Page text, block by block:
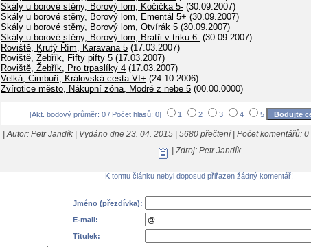
Skály u borové stěny, Borový lom, Kočička 5- (30.09.2007)
Skály u borové stěny, Borový lom, Ementál 5+ (30.09.2007)
Skály u borové stěny, Borový lom, Otvírák 5 (30.09.2007)
Skály u borové stěny, Borový lom, Bratři v triku 6- (30.09.2007)
Roviště, Krutý Řím, Karavana 5 (17.03.2007)
Roviště, Žebřík, Fifty pifty 5 (17.03.2007)
Roviště, Žebřík, Pro trpaslíky 4 (17.03.2007)
Velká, Cimbuří, Královská cesta VI+ (24.10.2006)
Zvírotice město, Nákupní zóna, Modré z nebe 5 (00.00.0000)
[Akt. bodový průměr: 0 / Počet hlasů: 0] 1 2 3 4 5
| Autor: Petr Jandík | Vydáno dne 23. 04. 2015 | 5680 přečtení | Počet komentářů: 0 |
| Zdroj: Petr Jandík
K tomtu článku nebyl doposud přiřazen žádný komentář!
Jméno (přezdívka):
E-mail:
Titulek: